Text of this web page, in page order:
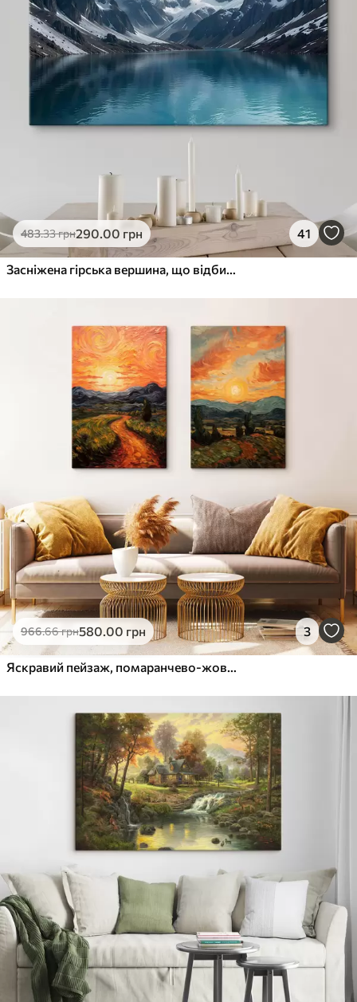
483.33грн290.00 грн 41
Засніжена гірська вершина, що відбивається в безтурботному бірюзовому озері, оточена скелястою місцевістю і драматичними хмарами
966.66грн580.00 грн 3
Яскравий пейзаж, помаранчево-жовте небо з сонцем, стилізована текстурована ілюстрація